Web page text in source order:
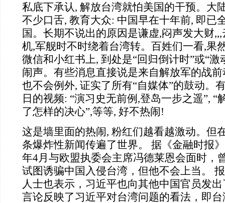
私底下承认, 解放台湾就怕美国的干预。大
不少口舌, 教育大众: 中国早在十年前, 即已
国。长期不说出的原因是谦虚,闷声发大财
机,军舰时不时绕着台湾转。百姓们一看,果
微信和小红书上, 到处是“回归倒计时”或“激
闹声。有些消息直接说是来自解放军的战
也不会例外, 证实了所有“自媒体”的鼓动。
日的视频: “演习史无前例,登岛一步之遥”, “
了怎样的决心”,等等, 好不热闹!
这是墙里面的热闹, 粉红们越看越激动。但
条爆炸性新闻传遍了世界。 据《金融时报
年4月与欧盟执委会主席冯德莱恩会面时，
试图诱骗中国入侵台湾，但他不会上当。
人士也表示，习近平也向其他中国官员发
言论反映了习近平对台湾问题的看法，即